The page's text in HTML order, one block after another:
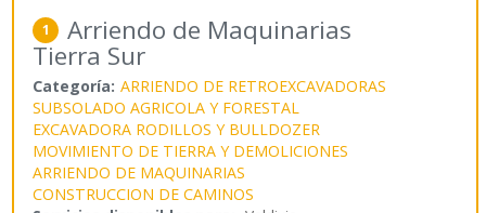
1 Arriendo de Maquinarias
Tierra Sur
Categoría: ARRIENDO DE RETROEXCAVADORAS
SUBSOLADO AGRICOLA Y FORESTAL
EXCAVADORA RODILLOS Y BULLDOZER
MOVIMIENTO DE TIERRA Y DEMOLICIONES
ARRIENDO DE MAQUINARIAS
CONSTRUCCION DE CAMINOS